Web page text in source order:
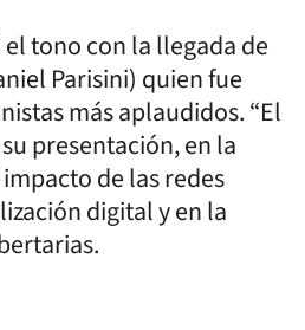
tono con la llegada de
Parisini) quien fue
más aplaudidos. “El
presentación, en la
de las redes
digital y en la